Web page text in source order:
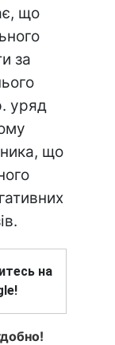
що
за
уряд
що
на